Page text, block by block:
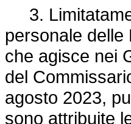
3.
personale delle
che agisce nei
del
agosto 2023,
sono attribuite